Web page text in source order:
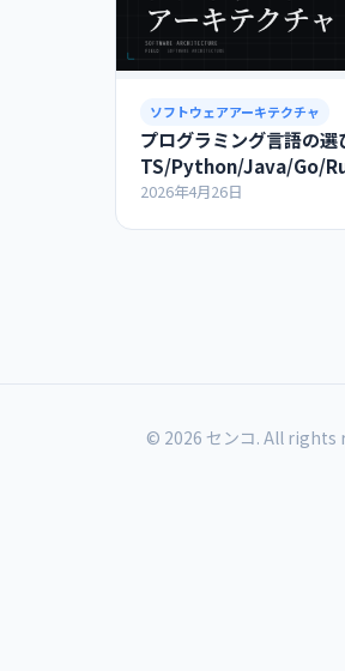
ソフトウェアアーキテクチャ
プログラミング言語の
TS/Python/Java/Go/
ーキテクチャ超入門
2026年4月26日
© 2026 センコ. All rights